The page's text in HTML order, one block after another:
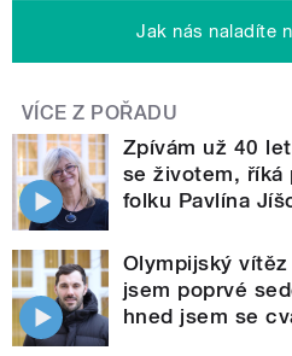
Jak nás naladíte
VÍCE Z POŘADU
Zpívám už 40
se životem, říká
folku Pavlína
Olympijský
jsem poprvé
hned jsem se